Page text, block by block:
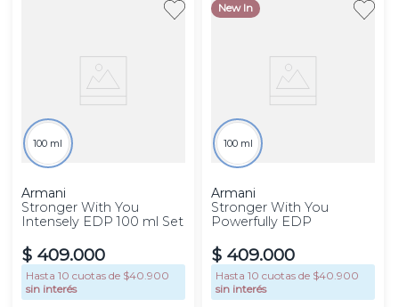
100 ml
Armani
Stronger With You
Intensely EDP 100 ml Set
$ 409.000
Hasta 10 cuotas de $40.900
sin interés
New In
100 ml
Armani
Stronger With You
Powerfully EDP
$ 409.000
Hasta10 cuotas de $40.900
sin interés